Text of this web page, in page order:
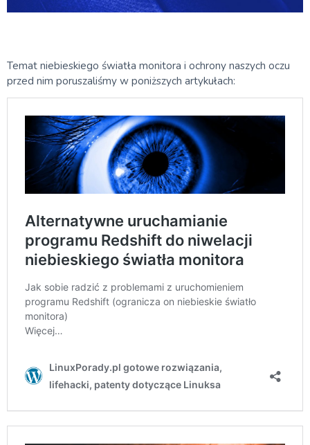
Temat niebieskiego światła monitora i ochrony naszych oczu
przed nim poruszaliśmy w poniższych artykułach: